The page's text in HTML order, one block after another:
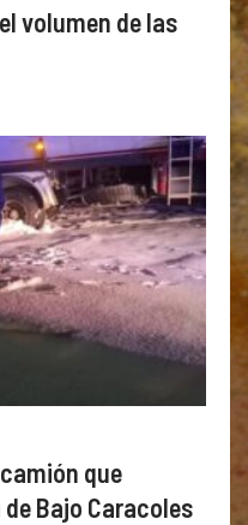
volumen de las
que
Bajo Caracoles